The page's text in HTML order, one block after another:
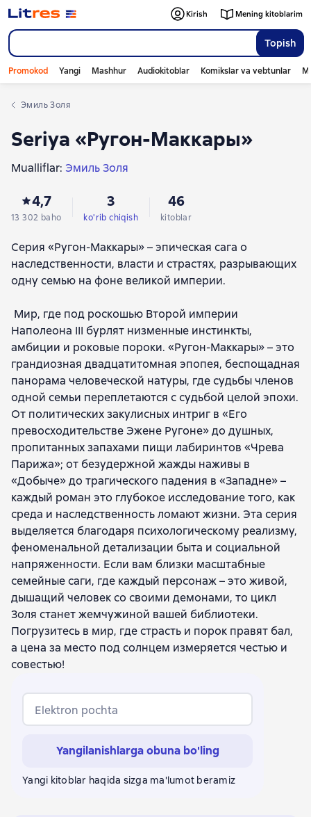
Topish
Kirish Mening kitoblarim
Promokod Yangi Mashhur Audiokitoblar Komikslar va vebtunlar
Эмиль Золя
Seriya «Ругон-Маккары»
Mualliflar: Эмиль Золя
4,7
13 302 baho
3
ko'rib chiqish
46
kitoblar
Серия «Ругон-Маккары» – эпическая сага о
наследственности, власти и страстях, разрывающих
одну семью на фоне великой империи.
Мир, где под роскошью Второй империи
Наполеона III бурлят низменные инстинкты,
амбиции и роковые пороки. «Ругон-Маккары» – это
грандиозная двадцатитомная эпопея, беспощадная
панорама человеческой натуры, где судьбы членов
одной семьи переплетаются с судьбой целой эпохи.
От политических закулисных интриг в «Его
превосходительстве Эжене Ругоне» до душных,
пропитанных запахами пищи лабиринтов «Чрева
Парижа»; от безудержной жажды наживы в
«Добыче» до трагического падения в «Западне» –
каждый роман это глубокое исследование того, как
среда и наследственность ломают жизни. Эта серия
выделяется благодаря психологическому реализму,
феноменальной детализации быта и социальной
напряженности. Если вам близки масштабные
семейные саги, где каждый персонаж – это живой,
дышащий человек со своими демонами, то цикл
Золя станет жемчужиной вашей библиотеки.
Погрузитесь в мир, где страсть и порок правят бал,
а цена за место под солнцем измеряется честью и
совестью!
Elektron pochta
Yangilanishlarga obuna bo'ling
Yangi kitoblar haqida sizga ma'lumot beramiz